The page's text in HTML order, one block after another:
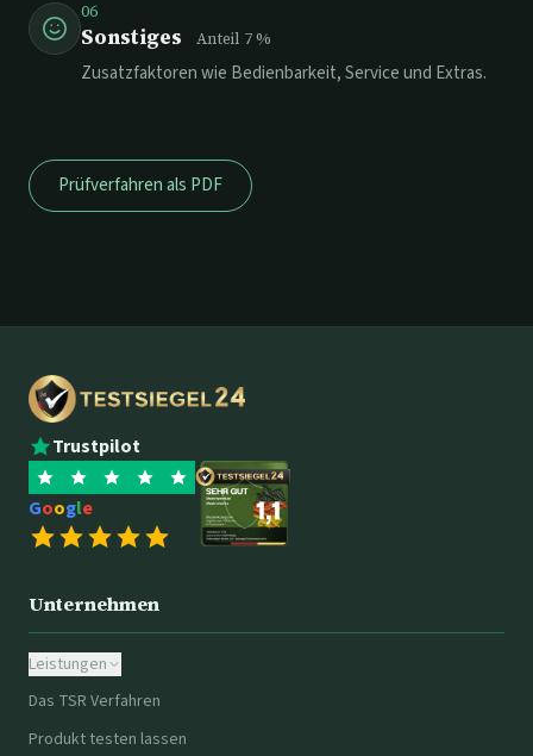
06
Sonstiges Anteil 7%
Zusatzfaktoren wie Bedienbarkeit, Service und Extras.
Prüfverfahren als PDF
Trustpilot
Google
Unternehmen
Leistungen
Das TSR Verfahren
Produkt testen lassen